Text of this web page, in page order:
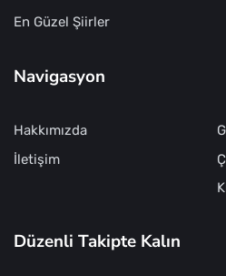
En Güzel Şiirler
Navigasyon
Hakkımızda
İletişim
Düzenli Takipte Kalın